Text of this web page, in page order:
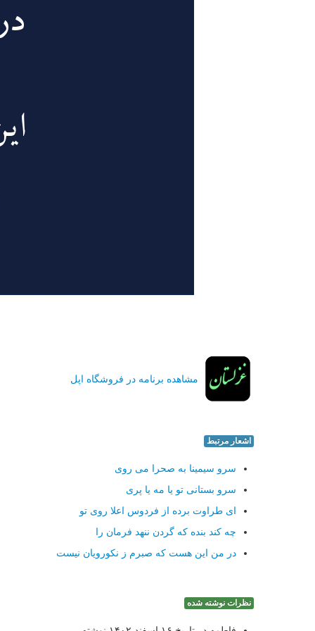
مشاهده برنامه در فروشگاه اپل
اشعار مرتبط
سرو سیمینا به صحرا می روی
سرو بستانی تو یا مه یا پری
ای طراوت برده از فردوس اعلا روی تو
چه کند بنده که گردن ننهد فرمان را
در من این هست که صبرم ز نکورویان نیست
نظرات نوشته شده